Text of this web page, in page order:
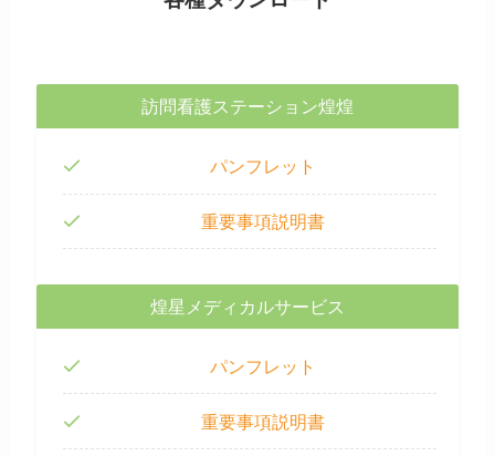
訪問看護ステーション煌煌
パンフレット
重要事項説明書
煌星メディカルサービス
パンフレット
重要事項説明書